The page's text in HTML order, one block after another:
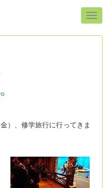
）、修学旅行に行ってきま